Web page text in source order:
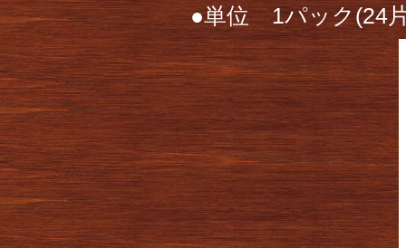
●単位 1パック(24